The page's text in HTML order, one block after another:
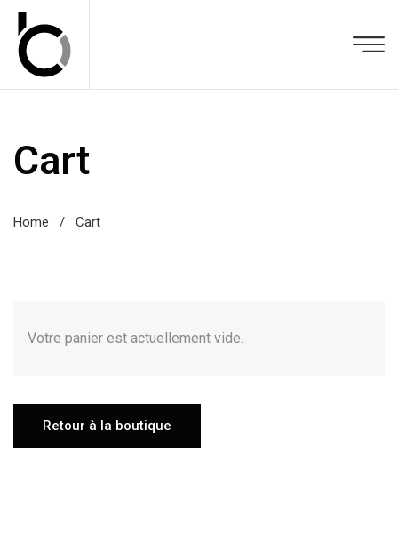
Cart
Home / Cart
Votre panier est actuellement vide.
Retour à la boutique